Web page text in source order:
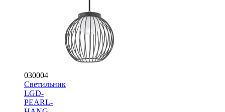
030004
Светильник
LGD-
PEARL-